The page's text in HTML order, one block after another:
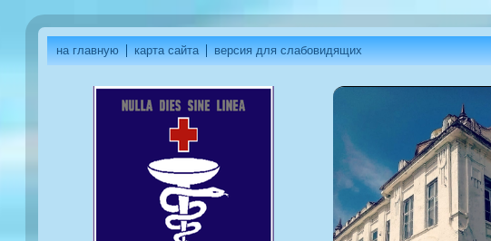
на главную карта сайта версия для слабовидящих